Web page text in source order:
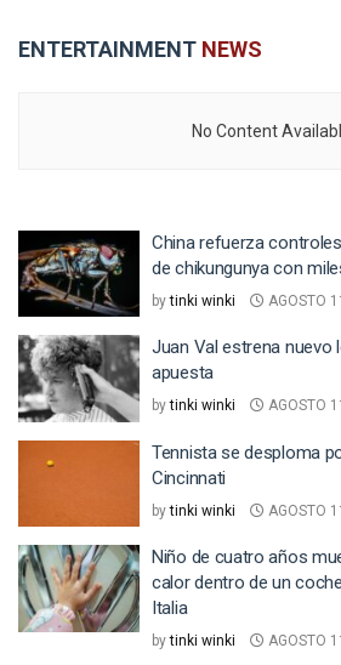
ENTERTAINMENT NEWS
No Content
China refuerza
de chikungunya con
by tinki winki AGOSTO
Juan Val estrena nuevo
apuesta
by tinki winki AGOSTO
Tennista se desploma
Cincinnati
by tinki winki AGOSTO
Niño de cuatro años
calor dentro de un
Italia
by tinki winki AGOSTO